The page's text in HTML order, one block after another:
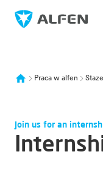
Przejdź do
Praca w alfen Staze
Join us for an